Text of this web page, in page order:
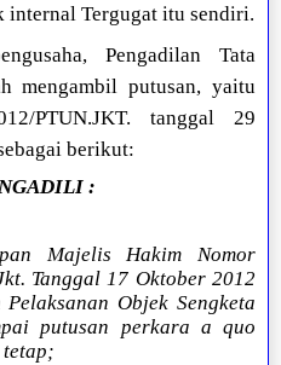
internal Tergugat itu sendiri.
Pengadilan Tata
mengambil putusan, yaitu
PTUN.JKT. tanggal 29
berikut:
:
Majelis Hakim Nomor
Tanggal 17 Oktober 2012
Objek Sengketa
putusan perkara a quo
tetap;